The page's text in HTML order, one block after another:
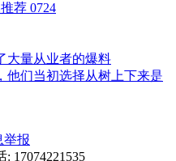
荐 0724
大量从业者的爆料
他们当初选择从树上下来是
举报
17074221535